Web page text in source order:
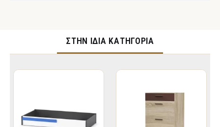
ΣΤΉΝ ΊΔΙΑ ΚΑΤΗΓΟΡΊΑ